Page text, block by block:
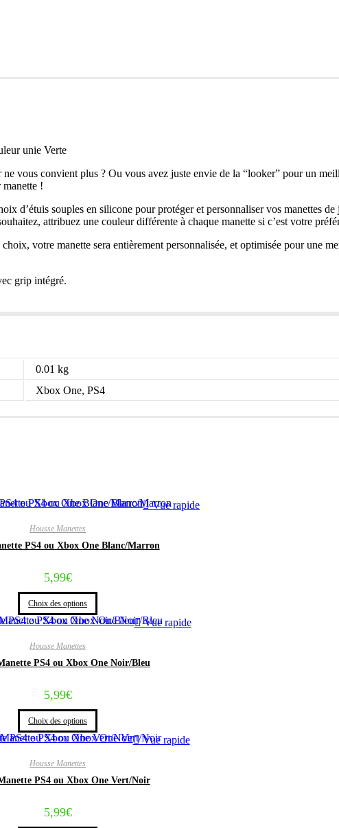
unie Verte
ne vous convient plus ? Ou vous avez juste envie de la “looker” pour un
!
d’étuis souples en silicone pour protéger et personnaliser vos manettes de
attribuez une couleur différente à chaque manette si c’est votre
votre manette sera entièrement personnalisée, et optimisée pour une
grip intégré.
0.01 kg
Xbox One, PS4
Vue rapide
Housse Manettes
PS4 ou Xbox One Blanc/Marron
5,99€
Choix des options
Vue rapide
Housse Manettes
PS4 ou Xbox One Noir/Bleu
5,99€
Choix des options
Vue rapide
Housse Manettes
PS4 ou Xbox One Vert/Noir
5,99€